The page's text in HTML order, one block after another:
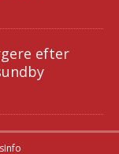
efter